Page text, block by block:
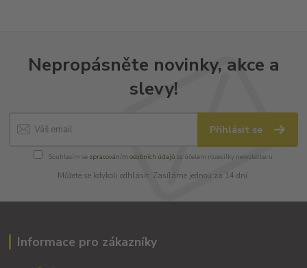
Nepropásněte novinky, akce a
slevy!
Přihlásit se
Souhlasím se zpracováním osobních údajůza účelem rozesílky newsletteru.
Můžete se kdykoli odhlásit. Zasíláme jednou za 14 dní.
Informace pro zákazníky